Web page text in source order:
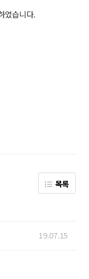
였습니다.
목록
19.07.15